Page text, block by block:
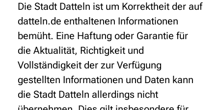
Die Stadt Datteln ist um Korrektheit der auf
datteln.de enthaltenen Informationen
bemüht. Eine Haftung oder Garantie für
die Aktualität, Richtigkeit und
Vollständigkeit der zur Verfügung
gestellten Informationen und Daten kann
die Stadt Datteln allerdings nicht